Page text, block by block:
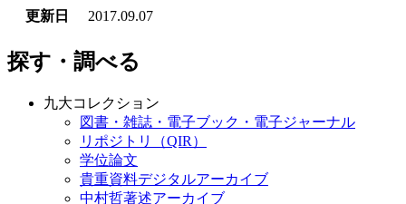
更新日
2017.09.07
探す・調べる
九大コレクション
図書・雑誌・電子ブック・電子ジャーナル
リポジトリ（QIR）
学位論文
貴重資料デジタルアーカイブ
中村哲著述アーカイブ